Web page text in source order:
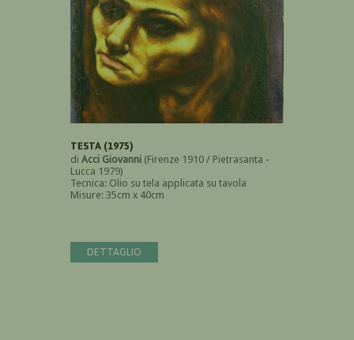
TESTA (1975)
di Acci Giovanni (Firenze 1910 / Pietrasanta -
Lucca 1979)
Tecnica: Olio su tela applicata su tavola
Misure: 35cm x 40cm
DETTAGLIO